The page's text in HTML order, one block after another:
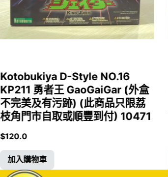
Kotobukiya D-Style NO.16
KP211 勇者王 GaoGaiGar (外盒
不完美及有污跡) (此商品只限荔
枝角門市自取或順豐到付) 10471
$120.0
加入購物車